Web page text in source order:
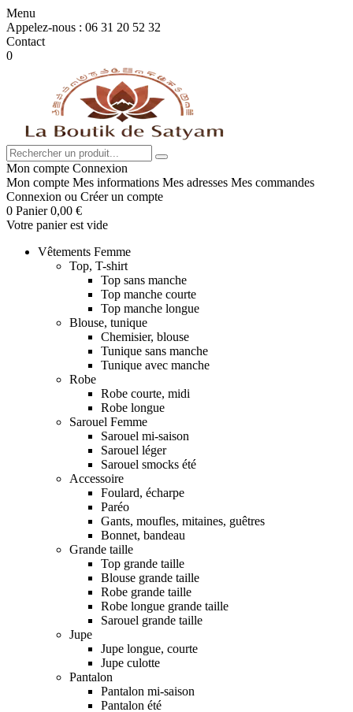
Menu
Appelez-nous : 06 31 20 52 32
Contact
0
Mon compte Connexion
Mon compte Mes informations Mes adresses Mes commandes
Connexion ou Créer un compte
0 Panier 0,00 €
Votre panier est vide
Vêtements Femme
Top, T-shirt
Top sans manche
Top manche courte
Top manche longue
Blouse, tunique
Chemisier, blouse
Tunique sans manche
Tunique avec manche
Robe
Robe courte, midi
Robe longue
Sarouel Femme
Sarouel mi-saison
Sarouel léger
Sarouel smocks été
Accessoire
Foulard, écharpe
Paréo
Gants, moufles, mitaines, guêtres
Bonnet, bandeau
Grande taille
Top grande taille
Blouse grande taille
Robe grande taille
Robe longue grande taille
Sarouel grande taille
Jupe
Jupe longue, courte
Jupe culotte
Pantalon
Pantalon mi-saison
Pantalon été